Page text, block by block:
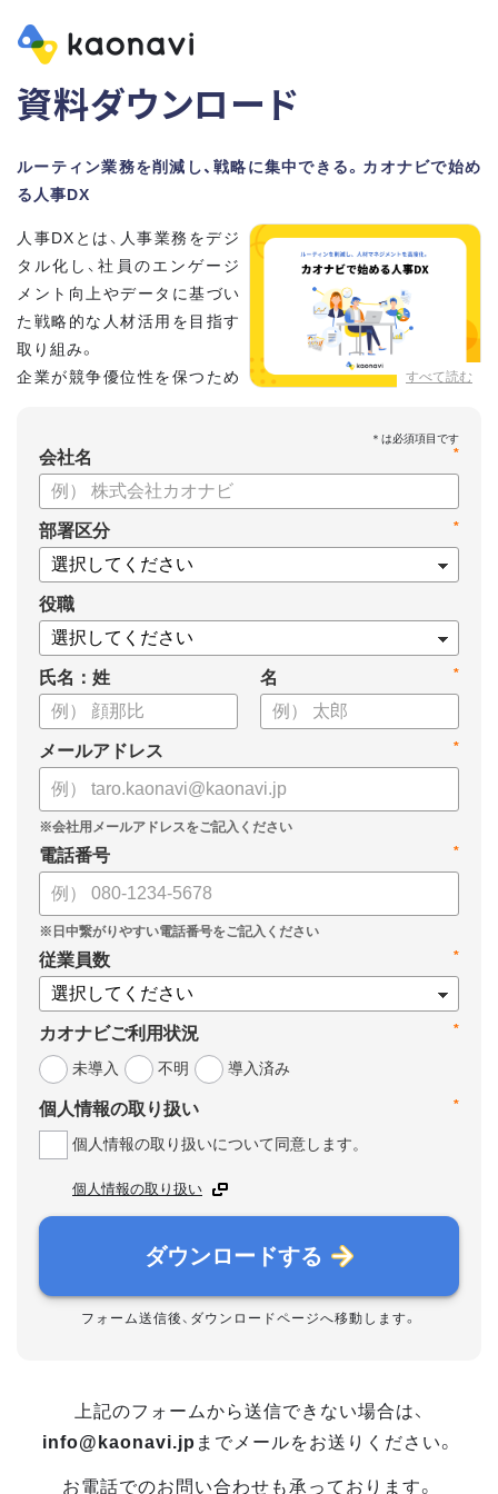
資料ダウンロード
ルーティン業務を削減し、戦略に集中できる。カオナビで始め
る人事DX
すべて読む
人事DXとは、人事業務をデジ
タル化し、社員のエンゲージ
メント向上やデータに基づい
た戦略的な人材活用を目指す
取り組み。
企業が競争優位性を保つため
しかし、「何から手を付けてよいかわからない」「なかなかデジ
タル化が進まない」「既存システムを変えることに抵抗がある」
といった理由から、推進に踏み切れていない企業も少なくあり
ません。
本資料では、人事DXの目的や成功させるためのポイントを解
説します。
*
会社名
*
部署区分
役職
氏名：姓 *
名
*
メールアドレス
*
電話番号
*
従業員数
*
カオナビご利用状況
未導入
不明 導入済み
*
個人情報の取り扱い
個人情報の取り扱いについて同意します。
個人情報の取り扱い
ダウンロードする
フォーム送信後、ダウンロードページへ移動します。
上記のフォームから送信できない場合は、
info@kaonavi.jp までメールをお送りください。
お電話でのお問い合わせも承っております。